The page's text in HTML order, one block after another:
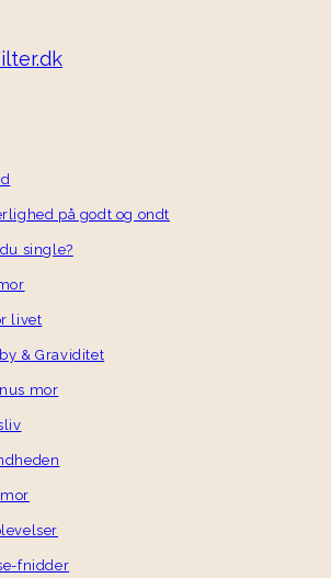
på godt og ondt
single?
livet
& Graviditet
mor
fnidder